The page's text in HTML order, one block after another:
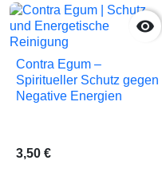

Contra Egum –
Spiritueller Schutz gegen
Negative Energien
3,50 €